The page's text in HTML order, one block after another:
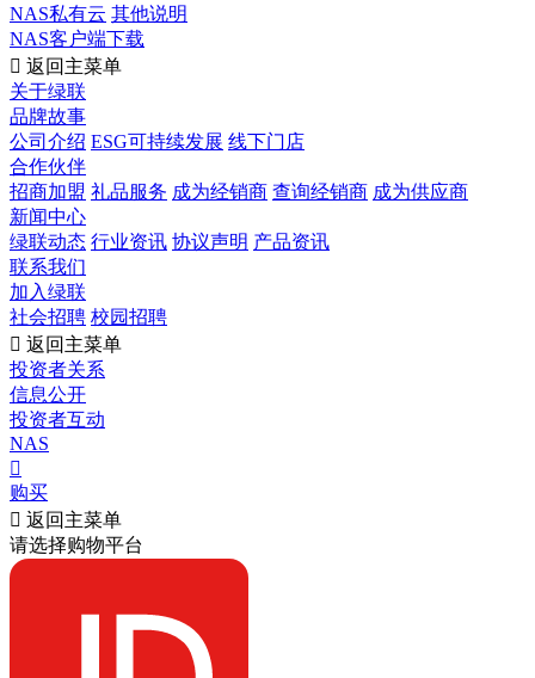
NAS私有云 其他说明
NAS客户端下载
 返回主菜单
关于绿联
品牌故事
公司介绍 ESG可持续发展 线下门店
合作伙伴
招商加盟 礼品服务 成为经销商 查询经销商 成为供应商
新闻中心
绿联动态 行业资讯 协议声明 产品资讯
联系我们
加入绿联
社会招聘 校园招聘
 返回主菜单
投资者关系
信息公开
投资者互动
NAS

购买
 返回主菜单
请选择购物平台